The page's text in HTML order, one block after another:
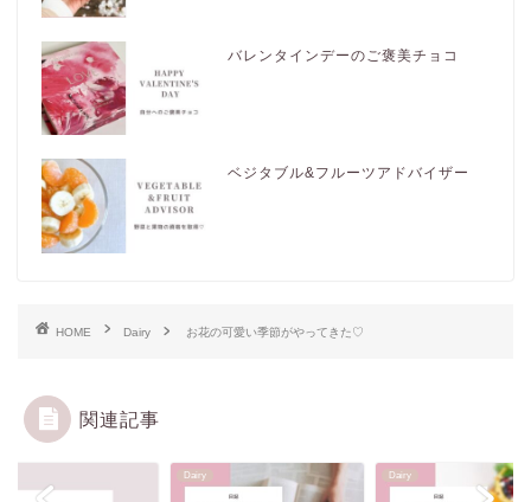
バレンタインデーのご褒美チョコ
ベジタブル&フルーツアドバイザー
HOME Dairy お花の可愛い季節がやってきた♡
関連記事
Dairy Dairy